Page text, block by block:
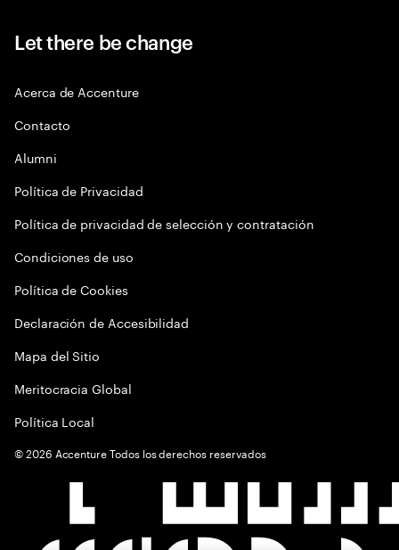
Let there be change
Acerca de Accenture
Contacto
Alumni
Política de Privacidad
Política de privacidad de selección y contratación
Condiciones de uso
Política de Cookies
Declaración de Accesibilidad
Mapa del Sitio
Meritocracia Global
Política Local
©2026 Accenture Todos los derechos reservados